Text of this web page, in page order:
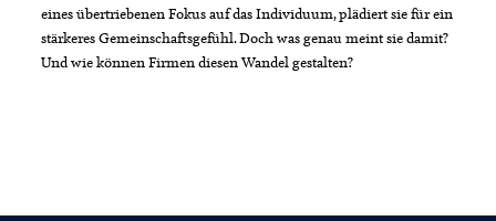
eines übertriebenen Fokus auf das Individuum, plädiert sie für ein
stärkeres Gemeinschaftsgefühl. Doch was genau meint sie damit?
Und wie können Firmen diesen Wandel gestalten?